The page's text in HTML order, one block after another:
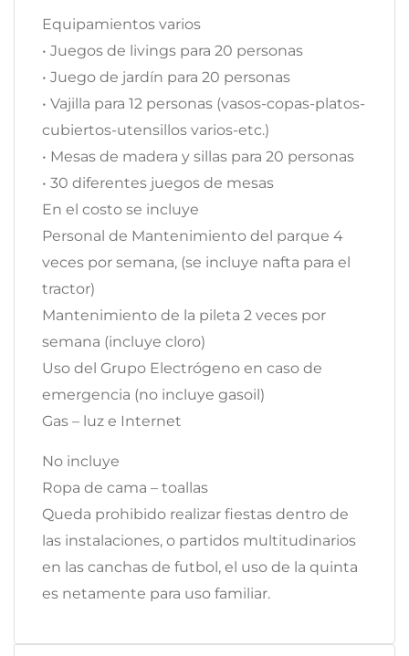
Equipamientos varios
• Juegos de livings para 20 personas
• Juego de jardín para 20 personas
• Vajilla para 12 personas (vasos-copas-platos-
cubiertos-utensillos varios-etc.)
• Mesas de madera y sillas para 20 personas
• 30 diferentes juegos de mesas
En el costo se incluye
Personal de Mantenimiento del parque 4
veces por semana, (se incluye nafta para el
tractor)
Mantenimiento de la pileta 2 veces por
semana (incluye cloro)
Uso del Grupo Electrógeno en caso de
emergencia (no incluye gasoil)
Gas – luz e Internet
No incluye
Ropa de cama – toallas
Queda prohibido realizar fiestas dentro de
las instalaciones, o partidos multitudinarios
en las canchas de futbol, el uso de la quinta
es netamente para uso familiar.